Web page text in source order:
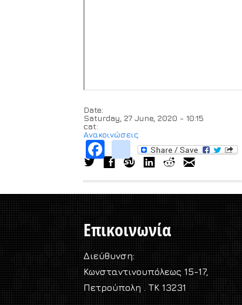
Date:
Saturday, 27 June, 2020 - 10:15
cat:
Ανακοινώσεις
Facebook
instagram
Επικοινωνία
Διεύθυνση:
Κωνσταντινουπόλεως 15-17,
Πετρούπολη . TK 13231